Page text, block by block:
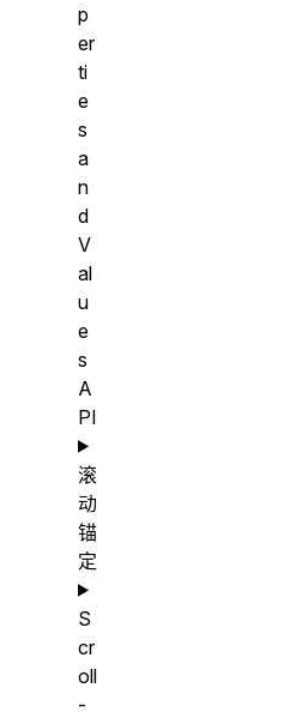
p
er
ti
e
s
a
n
d
V
al
u
e
s
A
PI
滚
动
锚
定
S
cr
oll
-